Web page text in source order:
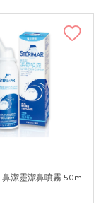
鼻潔靈潔鼻噴霧 50ml